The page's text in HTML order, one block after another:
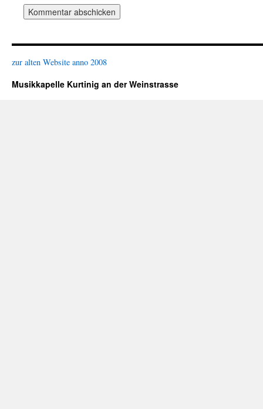
zur alten Website anno 2008
Musikkapelle Kurtinig an der Weinstrasse